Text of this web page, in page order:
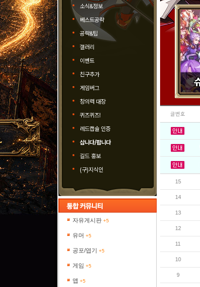
소식&정보
베스트공략
공략&팁
갤러리
이벤트
친구추가
게임버그
창의력 대장
퀴즈퀴즈!
레드캡슐 인증
삽니다/팝니다
길드 홍보
(구)지식인
자유게시판 +5
유머 +5
공포/엽기 +5
게임 +5
앱 +5
글번호
15
14
13
12
11
10
9